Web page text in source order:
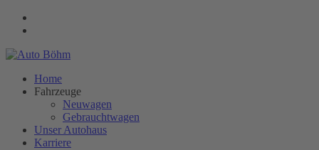
Home
Fahrzeuge
Neuwagen
Gebrauchtwagen
Unser Autohaus
Karriere